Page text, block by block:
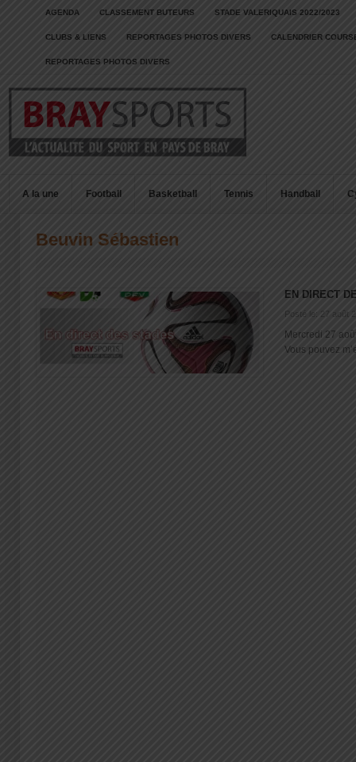
AGENDA CLASSEMENT BUTEURS STADE VALERIQUAIS 2022/2023
CLUBS & LIENS REPORTAGES PHOTOS DIVERS CALENDRIER
REPORTAGES PHOTOS DIVERS
A la une Football Basketball Tennis Handball
Beuvin Sébastien
EN DIRECT
Posté le: 27 août
Mercredi 27
Vous pouvez